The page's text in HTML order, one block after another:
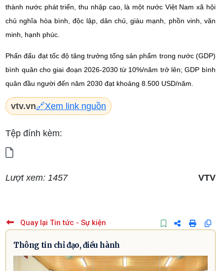
thành nước phát triển, thu nhập cao, là một nước Việt Nam xã hội
chủ nghĩa hòa bình, độc lập, dân chủ, giàu mạnh, phồn vinh, văn
minh, hạnh phúc.
Phấn đấu đạt tốc độ tăng trưởng tổng sản phẩm trong nước (GDP)
bình quân cho giai đoạn 2026-2030 từ 10%/năm trở lên; GDP bình
quân đầu người đến năm 2030 đạt khoảng 8.500 USD/năm.
vtv.vn🔗Xem link nguồn
Tệp đính kèm:
Lượt xem: 1457 VTV
Quay lại Tin tức - Sự kiện
Thông tin chỉ đạo, điều hành